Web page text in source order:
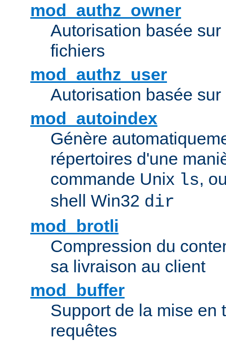
mod_authz_owner
Autorisation basée
fichiers
mod_authz_user
Autorisation basée
mod_autoindex
Génère
répertoires d'une
commande Unix ls,
shell Win32 dir
mod_brotli
Compression du
sa livraison au client
mod_buffer
Support de la mise en
requêtes